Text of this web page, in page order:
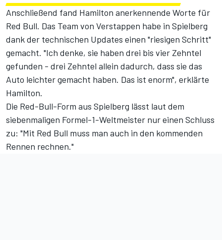
Anschließend fand Hamilton anerkennende Worte für
Red Bull. Das Team von Verstappen habe in Spielberg
dank der technischen Updates einen "riesigen Schritt"
gemacht. "Ich denke, sie haben drei bis vier Zehntel
gefunden - drei Zehntel allein dadurch, dass sie das
Auto leichter gemacht haben. Das ist enorm", erklärte
Hamilton.
Die Red-Bull-Form aus Spielberg lässt laut dem
siebenmaligen Formel-1-Weltmeister nur einen Schluss
zu: "Mit Red Bull muss man auch in den kommenden
Rennen rechnen."